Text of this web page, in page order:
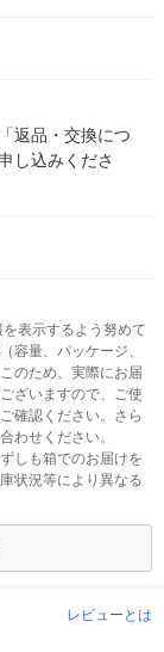
返品・交換につ
し込みくださ
表示するよう努めて
容量、パッケージ、
のため、実際にお届
ざいますので、ご使
確認ください。さら
わせください。
しも箱でのお届けを
状況等により異なる
レビューとは